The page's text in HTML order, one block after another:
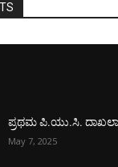
ಪ್ರಥಮ ಪಿ.ಯು.ಸಿ.
May 7, 2025